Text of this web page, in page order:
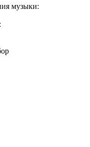
музыки:
: